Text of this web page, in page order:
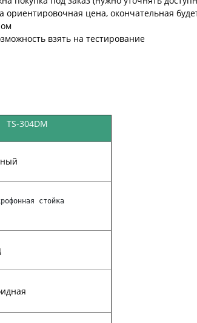
ориентировочная цена, окончательная
взять на тестирование
TS-304DM
стойка